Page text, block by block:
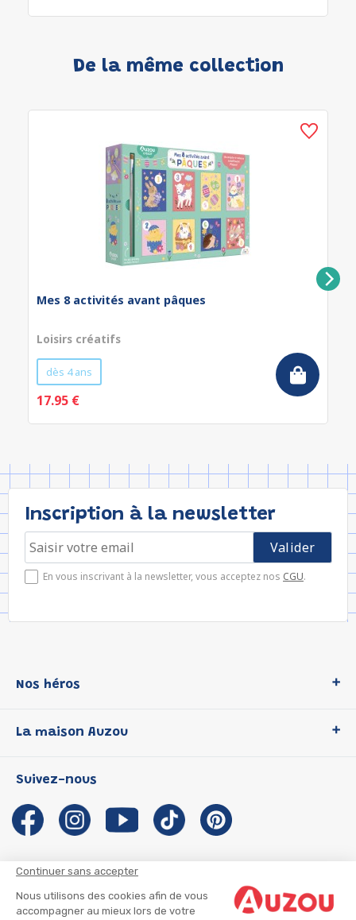
Continuer sans accepter
Nous utilisons des cookies afin de vous
accompagner au mieux lors de votre
De la même collection
Mes 8 activités avant pâques
Loisirs créatifs
dès 4 ans
17.95 €
Inscription à la newsletter
En vous inscrivant à la newsletter, vous acceptez nos CGU.
Nos héros
P'tit Loup
Les Influenceuses
Migali
Petite Taupe
La maison Auzou
Notre histoire
Auzou s'engage
Auteurs et illustrateurs Auzou
Suivre mon colis
Suivez-nous
CGU